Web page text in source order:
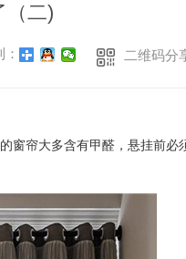
（二)
二维码分
窗帘大多含有甲醛，悬挂前必